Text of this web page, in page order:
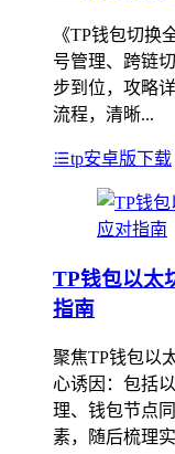
《TP钱包切换
号管理、跨链
步到位，攻略
流程，清晰...
tp安卓版下载
TP钱包以太
指南
聚焦TP钱包以
心诱因：包括
理、钱包节点
素，随后梳理